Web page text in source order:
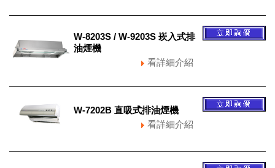
W-8203S / W-9203S 崁入式排
油煙機
看詳細介紹
W-7202B 直吸式排油煙機
看詳細介紹